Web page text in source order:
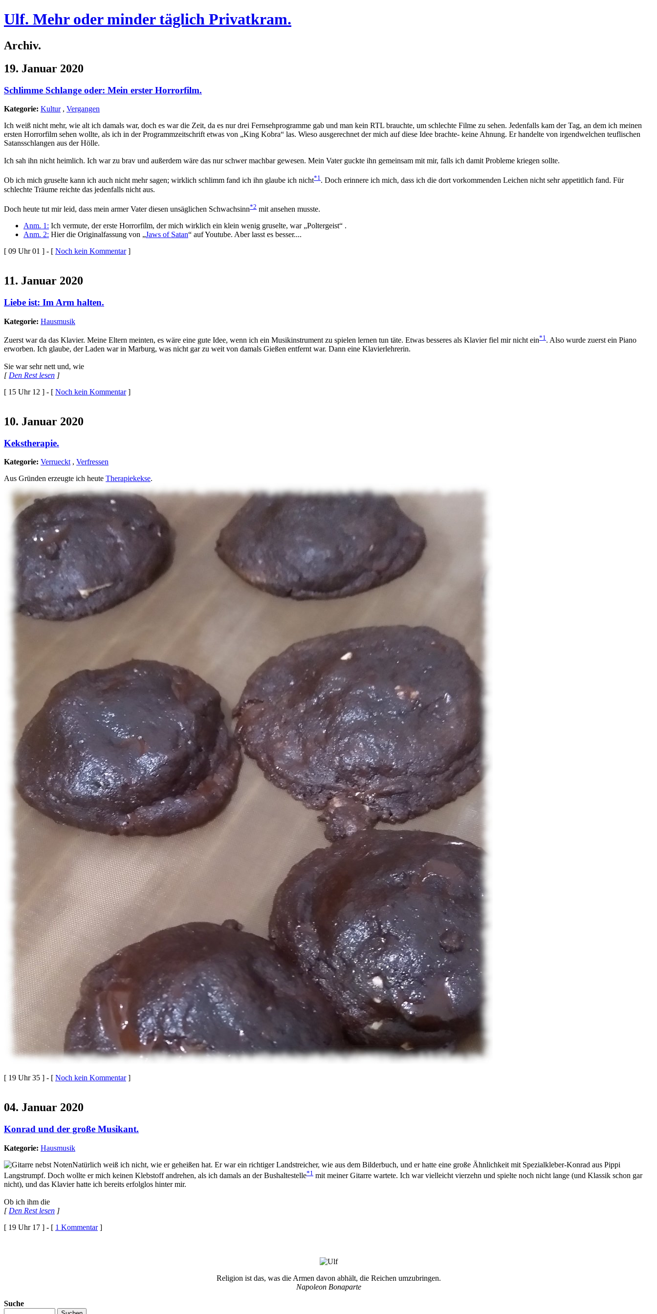
Ulf. Mehr oder minder täglich Privatkram.
Archiv.
19. Januar 2020
Schlimme Schlange oder: Mein erster Horrorfilm.
Kategorie: Kultur, Vergangen
Ich weiß nicht mehr, wie alt ich damals war, doch es war die Zeit, da es nur drei Fernsehprogramme gab und man kein RTL brauchte, um schlechte Filme zu sehen. Jedenfalls kam der Tag, an dem ich meinen
ersten Horrorfilm sehen wollte, als ich in der Programmzeitschrift etwas von „King Kobra“ las. Wieso ausgerechnet der mich auf diese Idee brachte- keine Ahnung. Er handelte von irgendwelchen teuflischen
Satansschlangen aus der Hölle.
Ich sah ihn nicht heimlich. Ich war zu brav und außerdem wäre das nur schwer machbar gewesen. Mein Vater guckte ihn gemeinsam mit mir, falls ich damit Probleme kriegen sollte.
Ob ich mich gruselte kann ich auch nicht mehr sagen; wirklich schlimm fand ich ihn glaube ich nicht*1. Doch erinnere ich mich, dass ich die dort vorkommenden Leichen nicht sehr appetitlich fand. Für
schlechte Träume reichte das jedenfalls nicht aus.
Doch heute tut mir leid, dass mein armer Vater diesen unsäglichen Schwachsinn*2 mit ansehen musste.
Anm. 1: Ich vermute, der erste Horrorfilm, der mich wirklich ein klein wenig gruselte, war „Poltergeist“ .
Anm. 2: Hier die Originalfassung von „Jaws of Satan“ auf Youtube. Aber lasst es besser....
[ 09 Uhr 01 ] - [ Noch kein Kommentar]
11. Januar 2020
Liebe ist: Im Arm halten.
Kategorie: Hausmusik
Zuerst war da das Klavier. Meine Eltern meinten, es wäre eine gute Idee, wenn ich ein Musikinstrument zu spielen lernen tun täte. Etwas besseres als Klavier fiel mir nicht ein*1 . Also wurde zuerst ein Piano
erworben. Ich glaube, der Laden war in Marburg, was nicht gar zu weit von damals Gießen entfernt war. Dann eine Klavierlehrerin.
Sie war sehr nett und, wie
[ Den Rest lesen ]
[ 15 Uhr 12 ] - [ Noch kein Kommentar]
10. Januar 2020
Kekstherapie.
Kategorie: Verrueckt, Verfressen
Aus Gründen erzeugte ich heute Therapiekekse.
[ 19 Uhr 35 ] - [ Noch kein Kommentar]
04. Januar 2020
Konrad und der große Musikant.
Kategorie: Hausmusik
Natürlich weiß ich nicht, wie er geheißen hat. Er war ein richtiger Landstreicher, wie aus dem Bilderbuch, und er hatte eine große Ähnlichkeit mit Spezialkleber-Konrad aus Pippi
Langstrumpf. Doch wollte er mich keinen Klebstoff andrehen, als ich damals an der Bushaltestelle*1 mit meiner Gitarre wartete. Ich war vielleicht vierzehn und spielte noch nicht lange (und Klassik schon gar
nicht), und das Klavier hatte ich bereits erfolglos hinter mir.
Ob ich ihm die
[ Den Rest lesen ]
[ 19 Uhr 17 ] - [ 1 Kommentar]
Religion ist das, was die Armen davon abhält, die Reichen umzubringen.
Napoleon Bonaparte
Suche